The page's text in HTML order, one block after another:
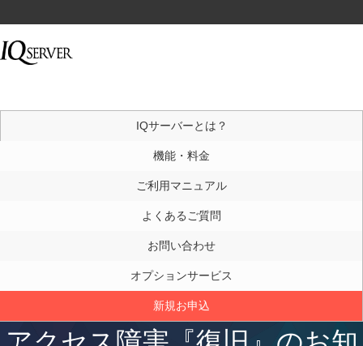
IQサーバーとは？
機能・料金
ご利用マニュアル
よくあるご質問
お問い合わせ
オプションサービス
新規お申込